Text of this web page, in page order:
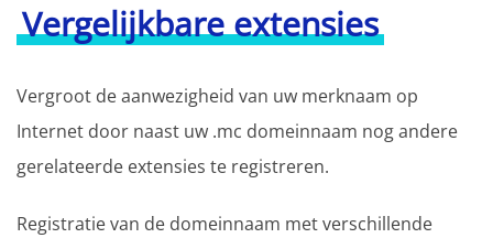
Vergelijkbare extensies
Vergroot de aanwezigheid van uw merknaam op
Internet door naast uw .mc domeinnaam nog andere
gerelateerde extensies te registreren.
Registratie van de domeinnaam met verschillende